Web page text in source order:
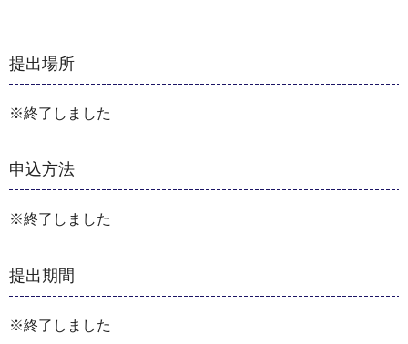
提出場所
※終了しました
申込方法
※終了しました
提出期間
※終了しました